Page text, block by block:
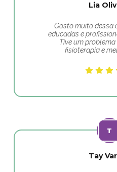
Lia
Gosto muito dessa
educadas e
Tive um
fisioterapia e
Tay